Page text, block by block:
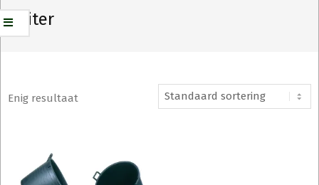
65 liter
Enig resultaat